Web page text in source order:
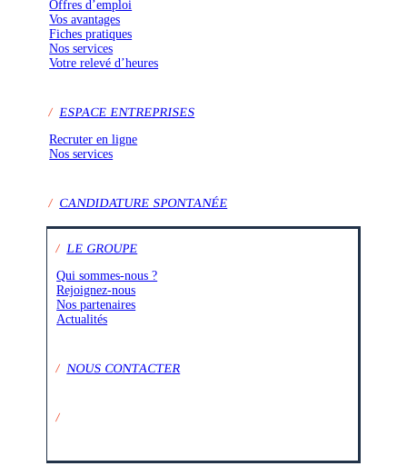
Offres d’emploi
Vos avantages
Fiches pratiques
Nos services
Votre relevé d’heures
/ ESPACE ENTREPRISES
Recruter en ligne
Nos services
/ CANDIDATURE SPONTANÉE
/ LE GROUPE
Qui sommes-nous ?
Rejoignez-nous
Nos partenaires
Actualités
/NOUS CONTACTER
/